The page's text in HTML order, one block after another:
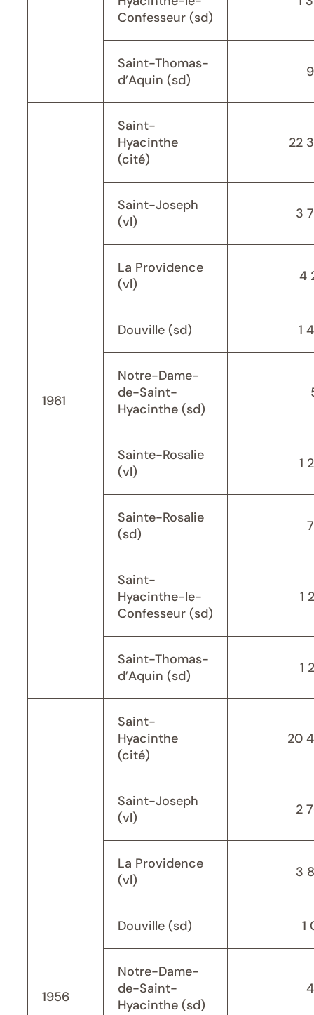
Confesseur (sd)
Saint-Thomas-
d’Aquin (sd)
1961
Saint-
Hyacinthe
(cité)
22
Saint-Joseph
(vl)
3
La Providence
(vl)
4
Douville (sd) 1
Notre-Dame-
de-Saint-
Hyacinthe (sd)
Sainte-Rosalie
(vl)
1
Sainte-Rosalie
(sd)
Saint-
Hyacinthe-le-
Confesseur (sd)
1
Saint-Thomas-
d’Aquin (sd)
1
1956
Saint-
Hyacinthe
(cité)
20
Saint-Joseph
(vl)
2
La Providence
(vl)
3
Douville (sd) 1
Notre-Dame-
de-Saint-
Hyacinthe (sd)